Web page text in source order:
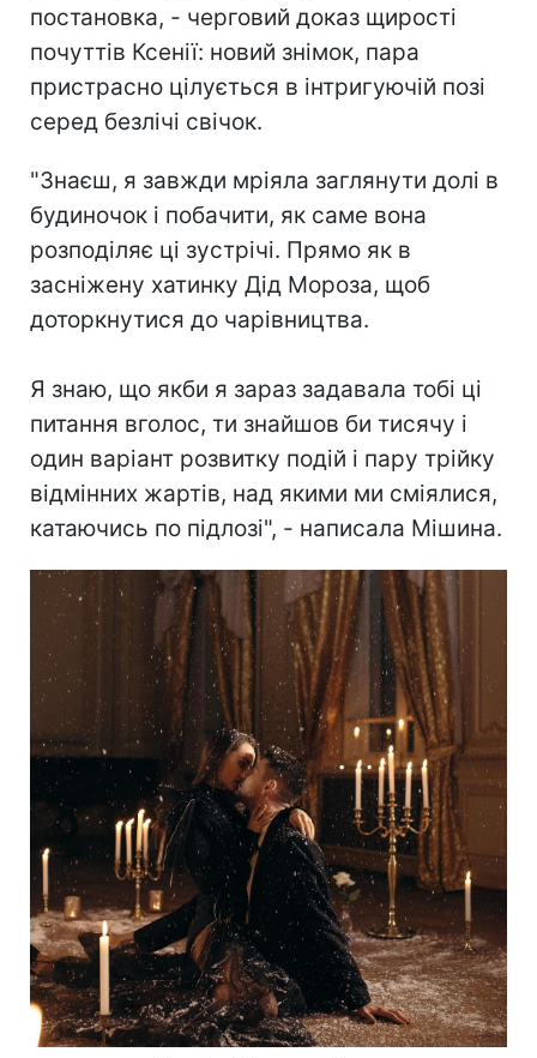
постановка, - черговий доказ щирості
почуттів Ксенії: новий знімок, пара
пристрасно цілується в інтригуючій позі
серед безлічі свічок.
"Знаєш, я завжди мріяла заглянути долі в
будиночок і побачити, як саме вона
розподіляє ці зустрічі. Прямо як в
засніжену хатинку Дід Мороза, щоб
доторкнутися до чарівництва.
Я знаю, що якби я зараз задавала тобі ці
питання вголос, ти знайшов би тисячу і
один варіант розвитку подій і пару трійку
відмінних жартів, над якими ми сміялися,
катаючись по підлозі", - написала Мішина.